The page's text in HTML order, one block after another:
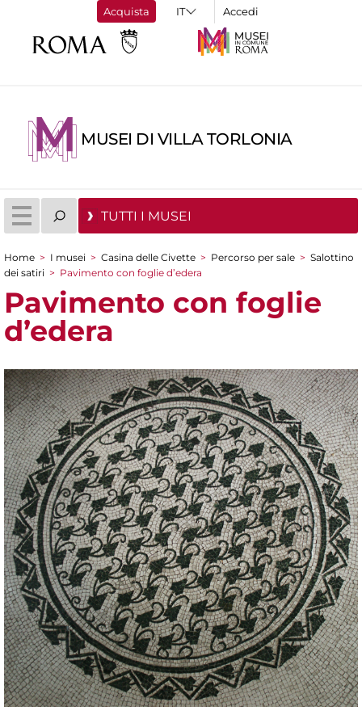
Acquista Accedi
MUSEI DI VILLA TORLONIA
TUTTI I MUSEI
Tu sei qui
Home > I musei > Casina delle Civette > Percorso per sale > Salottino
dei satiri > Pavimento con foglie d’edera
Pavimento con foglie
d’edera